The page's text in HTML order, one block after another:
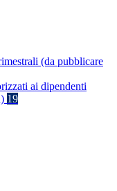
(da pubblicare
ai dipendenti
19